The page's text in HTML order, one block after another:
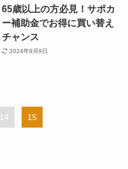
65歳以上の方必見！サポカ
ー補助金でお得に買い替え
チャンス
2024年9月9日
14 15